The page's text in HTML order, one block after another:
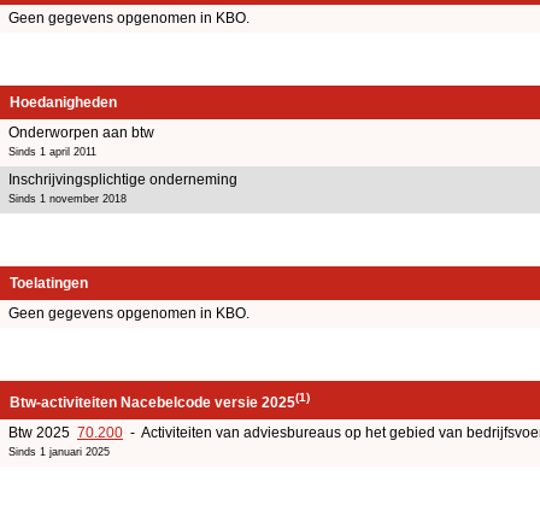
Geen gegevens opgenomen in KBO.
Hoedanigheden
Onderworpen aan btw
Sinds 1 april 2011
Inschrijvingsplichtige onderneming
Sinds 1 november 2018
Toelatingen
Geen gegevens opgenomen in KBO.
Btw-activiteiten Nacebelcode versie 2025(1)
Btw 2025 70.200 - Activiteiten van adviesbureaus op het gebied van
Sinds 1 januari 2025